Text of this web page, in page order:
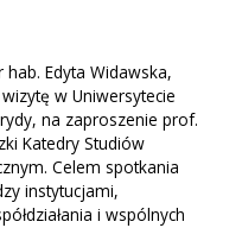
Edyta Widawska,
w Uniwersytecie
na zaproszenie prof.
Katedry Studiów
Celem spotkania
instytucjami,
i wspólnych